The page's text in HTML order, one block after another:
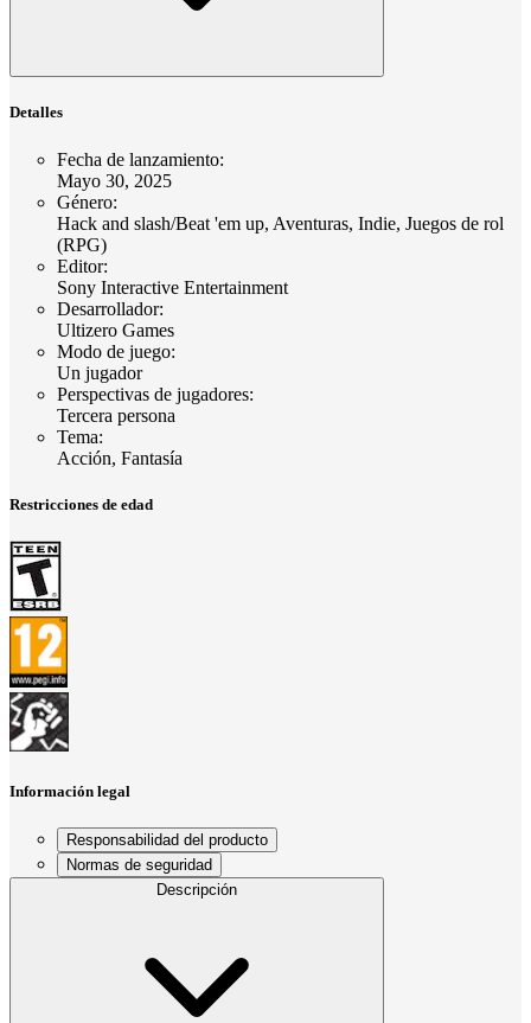
Detalles
Fecha de lanzamiento:
Mayo 30, 2025
Género:
Hack and slash/Beat 'em up, Aventuras, Indie, Juegos de rol
(RPG)
Editor:
Sony Interactive Entertainment
Desarrollador:
Ultizero Games
Modo de juego:
Un jugador
Perspectivas de jugadores:
Tercera persona
Tema:
Acción, Fantasía
Restricciones de edad
Información legal
Responsabilidad del producto
Normas de seguridad
Descripción